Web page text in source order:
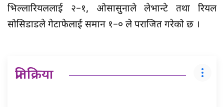
भिल्लारियललाई २–१, ओसासुनाले लेभान्टे तथा रियल
सोसिडाडले गेटाफेलाई समान १–० ले पराजित गरेको छ ।
प्रतिक्रिया